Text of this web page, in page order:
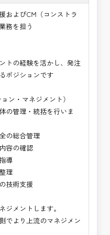
をコントロールできるや
る
的に判断する高度な技
る社会貢献性の高い仕事
プ・安定したキャリア
ステージへ高められ
＝⭐
社より3ヶ月経過され
ては、問い合わせくだ
ある方は別途ご相談く
地方、近畿地方など）
業務をお選びくださ
業務
管理
検業務
およびCM（コンストラ
務を担う
トの経験を活かし、発注
ポジションです
ン・マネジメント）
の管理・統括を行いま
の総合管理
容の確認
導
理
技術支援
メントします。
でより上流のマネジメン